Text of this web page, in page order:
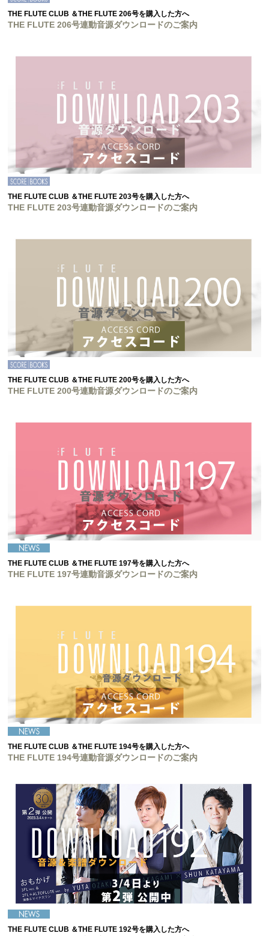
THE FLUTE CLUB ＆THE FLUTE 206号を購入した方へ
THE FLUTE 206号連動音源ダウンロードのご案内
THE FLUTE CLUB ＆THE FLUTE 203号を購入した方へ
THE FLUTE 203号連動音源ダウンロードのご案内
THE FLUTE CLUB ＆THE FLUTE 200号を購入した方へ
THE FLUTE 200号連動音源ダウンロードのご案内
THE FLUTE CLUB ＆THE FLUTE 197号を購入した方へ
THE FLUTE 197号連動音源ダウンロードのご案内
THE FLUTE CLUB ＆THE FLUTE 194号を購入した方へ
THE FLUTE 194号連動音源ダウンロードのご案内
THE FLUTE CLUB ＆THE FLUTE 192号を購入した方へ